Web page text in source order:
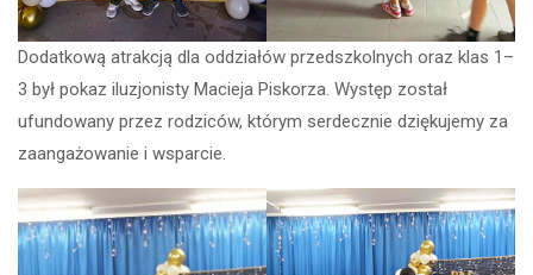
Dodatkową atrakcją dla oddziałów przedszkolnych oraz klas 1–
3 był pokaz iluzjonisty Macieja Piskorza. Występ został
ufundowany przez rodziców, którym serdecznie dziękujemy za
zaangażowanie i wsparcie.